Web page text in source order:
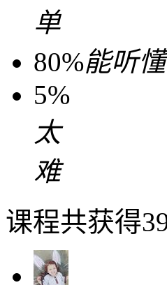
单
80%能听懂
5%
太
难
课程共获得